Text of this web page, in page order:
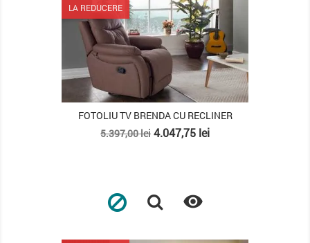
LA REDUCERE
FOTOLIU TV BRENDA CU RECLINER
Pret
5.397,00 lei Pret
4.047,75 lei
